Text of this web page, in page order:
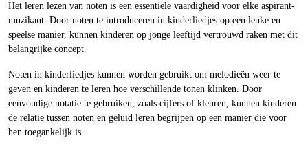
Het leren lezen van noten is een essentiële vaardigheid voor elke aspirant-
muzikant. Door noten te introduceren in kinderliedjes op een leuke en
speelse manier, kunnen kinderen op jonge leeftijd vertrouwd raken met dit
belangrijke concept.
Noten in kinderliedjes kunnen worden gebruikt om melodieën weer te
geven en kinderen te leren hoe verschillende tonen klinken. Door
eenvoudige notatie te gebruiken, zoals cijfers of kleuren, kunnen kinderen
de relatie tussen noten en geluid leren begrijpen op een manier die voor
hen toegankelijk is.